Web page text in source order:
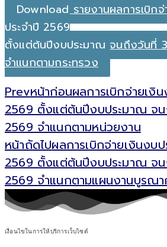
Download รายงานผลการเบิก
ประจำปี 2569
ตั้งแต่ต้นปีงบประมาณ จนถึงวันที่
จำแนกตามกระทรวง
Prevหน้าก่อนผลการเบิกจ่ายเงิ
2569 ตั้งแต่ต้นปีงบประมาณ จ
2569 จำแนกตามหน่วยงาน
หน้าถัดไปผลการเบิกจ่ายเงินงบ
2569 ตั้งแต่ต้นปีงบประมาณ จ
2569 จำแนกตามแผนงานบูรณา
เงื่อนไขในการให้บริการเว็บไซต์